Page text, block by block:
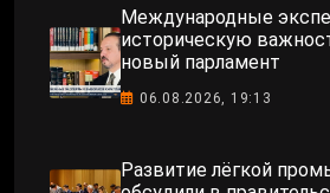
Международные
историческую
новый парламент
06.08.2026, 19:13
Развитие лёгкой